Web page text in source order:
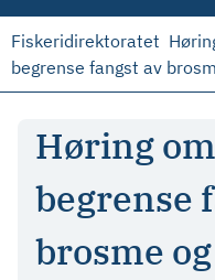
Fiskeridirektoratet
begrense fangst av
Høring
begrense
brosme